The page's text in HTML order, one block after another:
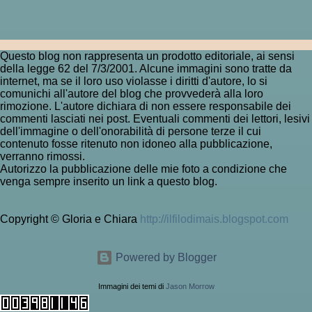
Questo blog non rappresenta un prodotto editoriale, ai sensi
della legge 62 del 7/3/2001. Alcune immagini sono tratte da
internet, ma se il loro uso violasse i diritti d'autore, lo si
comunichi all'autore del blog che provvederà alla loro
rimozione. L'autore dichiara di non essere responsabile dei
commenti lasciati nei post. Eventuali commenti dei lettori, lesivi
dell'immagine o dell'onorabilità di persone terze il cui
contenuto fosse ritenuto non idoneo alla pubblicazione,
verranno rimossi.
Autorizzo la pubblicazione delle mie foto a condizione che
venga sempre inserito un link a questo blog.
Copyright © Gloria e Chiara http://ilfilodimais.blogspot.com
Powered by Blogger
Immagini dei temi di Jason Morrow